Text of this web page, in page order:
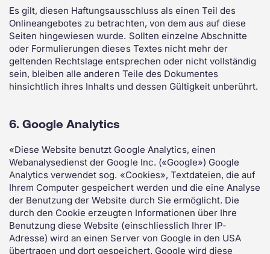
Es gilt, diesen Haftungsausschluss als einen Teil des
Onlineangebotes zu betrachten, von dem aus auf diese
Seiten hingewiesen wurde. Sollten einzelne Abschnitte
oder Formulierungen dieses Textes nicht mehr der
geltenden Rechtslage entsprechen oder nicht vollständig
sein, bleiben alle anderen Teile des Dokumentes
hinsichtlich ihres Inhalts und dessen Gültigkeit unberührt.
6. Google Analytics
«Diese Website benutzt Google Analytics, einen
Webanalysedienst der Google Inc. («Google») Google
Analytics verwendet sog. «Cookies», Textdateien, die auf
Ihrem Computer gespeichert werden und die eine Analyse
der Benutzung der Website durch Sie ermöglicht. Die
durch den Cookie erzeugten Informationen über Ihre
Benutzung diese Website (einschliesslich Ihrer IP-
Adresse) wird an einen Server von Google in den USA
übertragen und dort gespeichert. Google wird diese